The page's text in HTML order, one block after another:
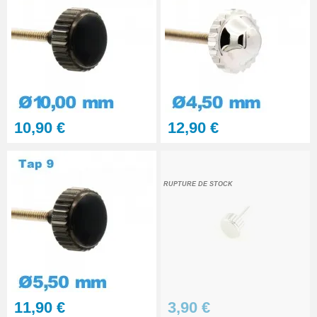
Remontoir de Couronne Montre
5,5 - 6,5 mm
Remontoir Couronne Montre
Manuel 3 - 4 mm
10,90 € 12,90 €
11,90 €
RUPTURE DE STOCK
3,90 €